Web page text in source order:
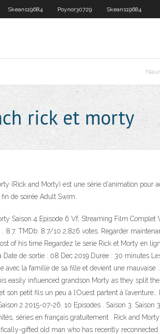
Skeans19684 Poynor30729 Skeans19684
rick et morty
(Rick and Morty) est une série d'animation pour
fin de soirée Adult Swim.
Saison 4 Episode 6 Vf, Streaming Film
. 8.7. TMDb: 8.7/10 2,826 votes. Regarder
of his time Regardez le serie Rick et Morty en
Date de sortie : 08 Dec 2019 Durée : 30 minutes
avec la famille de sa fille et devient une
easily influenced grandson Morty as they split
son petit fils un peu à l’Ouest partent à
2 2015-07-26. 10 Episodes . Saison 3.
séries en français gratuitement . Rick and
gifted old man who has recently